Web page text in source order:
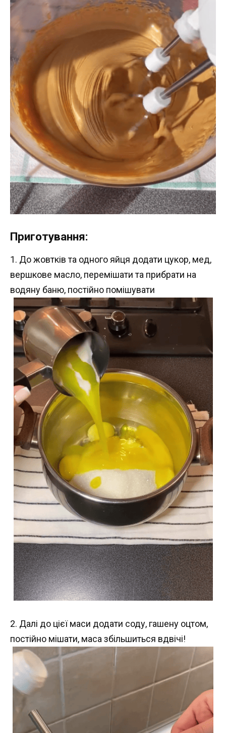
Приготування:
1. До жовтків та одного яйця додати цукор, мед,
вершкове масло, перемішати та прибрати на
водяну баню, постійно помішувати
2. Далі до цієї маси додати соду, гашену оцтом,
постійно мішати, маса збільшиться вдвічі!